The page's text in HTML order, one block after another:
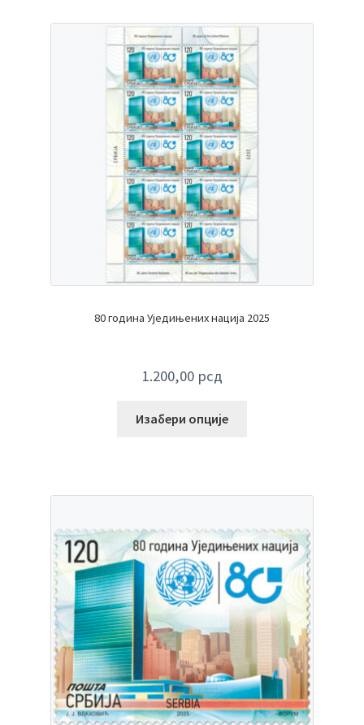
80 година Уједињених нација 2025
1.200,00 рсд
Изабери опције